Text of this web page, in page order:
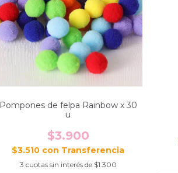
Pompones de felpa Rainbow x 30
u
$3.900
$3.510 con
3 cuotas sin interés de $1.300